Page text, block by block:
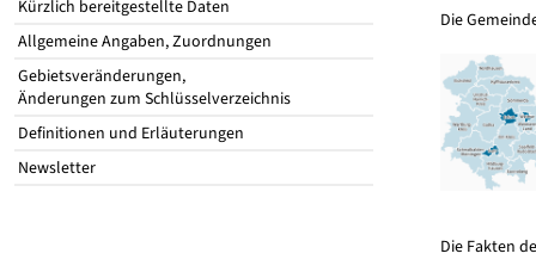
Kürzlich bereitgestellte Daten
Allgemeine Angaben, Zuordnungen
Gebietsveränderungen,
Änderungen zum Schlüsselverzeichnis
Definitionen und Erläuterungen
Newsletter
Die
Die Fakten